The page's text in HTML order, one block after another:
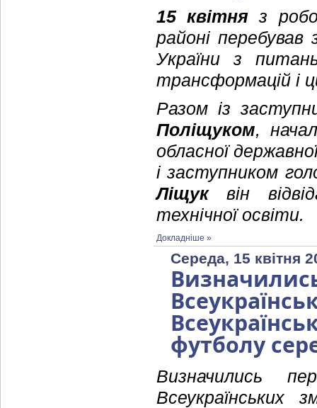
15 квітня з
районі перебував
України з
трансформацій і
Разом із
Поліщуком,
обласної
і заступником
Ліщуквін
технічної освіти.
Докладніше »
Середа, 15 квітня
футболу
Визначились
Всеукраїнських